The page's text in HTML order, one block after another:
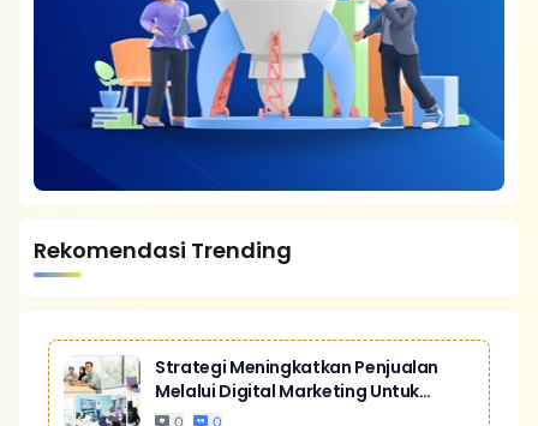
Rekomendasi Trending
Strategi Meningkatkan Penjualan
Melalui Digital Marketing Untuk
Bisnis Yang Lebih Kompetitif
0 0